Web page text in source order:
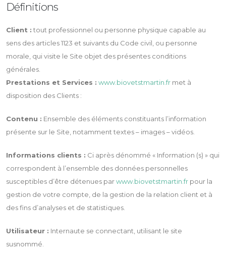
Définitions
Client : tout professionnel ou personne physique capable au
sens des articles 1123 et suivants du Code civil, ou personne
morale, qui visite le Site objet des présentes conditions
générales.
Prestations et Services : www.biovetstmartin.fr met à
disposition des Clients :
Contenu : Ensemble des éléments constituants l’information
présente sur le Site, notamment textes – images – vidéos.
Informations clients : Ci après dénommé « Information (s) » qui
correspondent à l’ensemble des données personnelles
susceptibles d’être détenues parwww.biovetstmartin.fr pour la
gestion de votre compte, de la gestion de la relation client et à
des fins d’analyses et de statistiques.
Utilisateur : Internaute se connectant, utilisant le site
susnommé.